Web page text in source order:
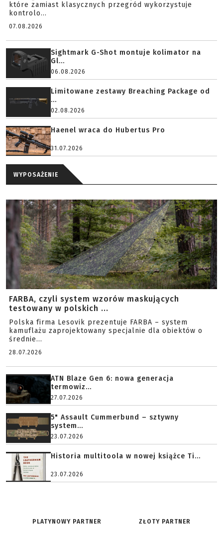
które zamiast klasycznych przegród wykorzystuje
kontrolo...
07.08.2026
Sightmark G-Shot montuje kolimator na
Gl...
06.08.2026
Limitowane zestawy Breaching Package od
...
02.08.2026
Haenel wraca do Hubertus Pro
31.07.2026
WYPOSAŻENIE
FARBA, czyli system wzorów maskujących
testowany w polskich ...
Polska firma Lesovik prezentuje FARBA – system
kamuflażu zaprojektowany specjalnie dla obiektów o
średnie...
28.07.2026
ATN Blaze Gen 6: nowa generacja
termowiz...
27.07.2026
5" Assault Cummerbund – sztywny
system...
23.07.2026
Historia multitoola w nowej książce Ti...
23.07.2026
PLATYNOWY PARTNER ZŁOTY PARTNER